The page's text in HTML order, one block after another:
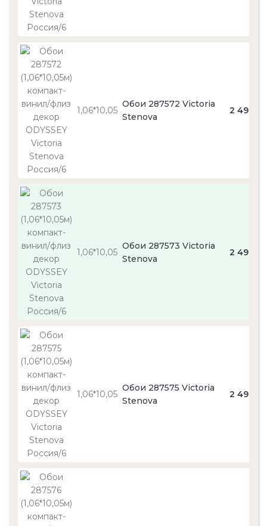
1,06*10,05
Обои 287572 Victoria
Stenova
2 490
1,06*10,05
Обои 287573 Victoria
Stenova
2 490
1,06*10,05
Обои 287575 Victoria
Stenova
2 490